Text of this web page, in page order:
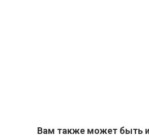
Вам также может быть